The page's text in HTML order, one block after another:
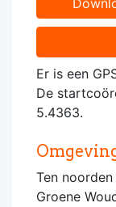
Er is een
De
5.4363.
Ten
Groene